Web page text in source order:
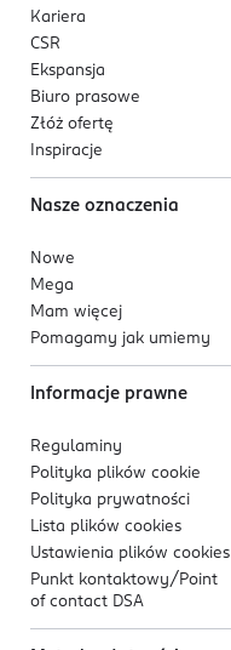
Kariera
CSR
Ekspansja
Biuro prasowe
Złóż ofertę
Inspiracje
Nasze oznaczenia
Nowe
Mega
Mam więcej
Pomagamy jak umiemy
Informacje prawne
Regulaminy
Polityka plików cookie
Polityka prywatności
Lista plików cookies
Ustawienia plików cookies
Punkt kontaktowy/ Point
of contact DSA